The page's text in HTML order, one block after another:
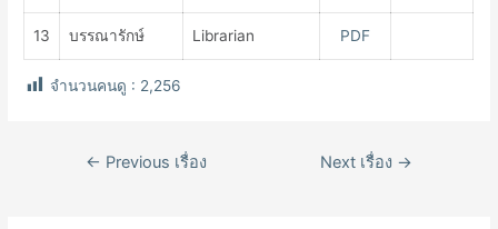
13 บรรณารักษ์ Librarian PDF
จำนวนคนดู : 2,256
← Previous เรื่อง Next เรื่อง →